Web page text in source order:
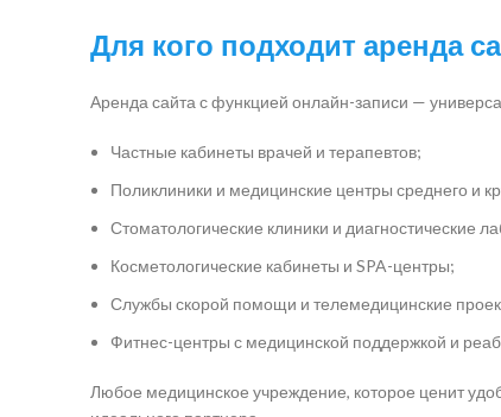
Для кого подходит аренда
Аренда сайта с функцией онлайн-записи —
Частные кабинеты врачей и терапевтов;
Поликлиники и медицинские центры среднего и
Стоматологические клиники и диагностические
Косметологические кабинеты и SPA-центры;
Службы скорой помощи и телемедицинские
Фитнес-центры с медицинской поддержкой и
Любое медицинское учреждение, которое ценит